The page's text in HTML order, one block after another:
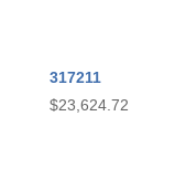
317211
$23,624.72